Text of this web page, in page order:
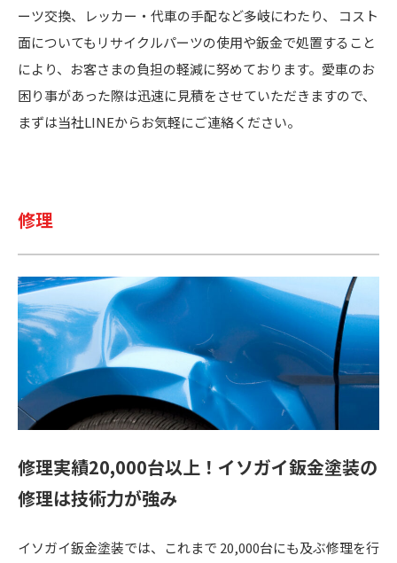
ーツ交換、レッカー・代車の手配など多岐にわたり、 コスト
面についてもリサイクルパーツの使用や鈑金で処置すること
により、お客さまの負担の軽減に努めております。愛車のお
困り事があった際は迅速に見積をさせていただきますので、
まずは当社LINEからお気軽にご連絡ください。
修理
修理実績20,000台以上！ イソガイ鈑金塗装の
修理は技術力が強み
イソガイ鈑金塗装では、これまで 20,000台にも及ぶ修理を行